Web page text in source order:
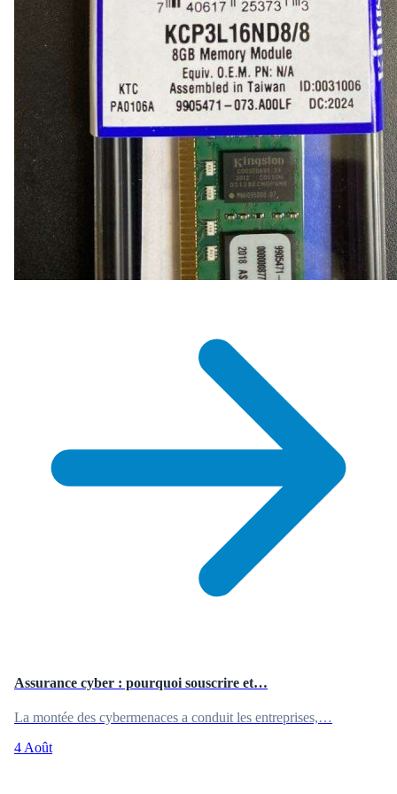
Assurance cyber : pourquoi souscrire et…
La montée des cybermenaces a conduit les entreprises,…
4 Août